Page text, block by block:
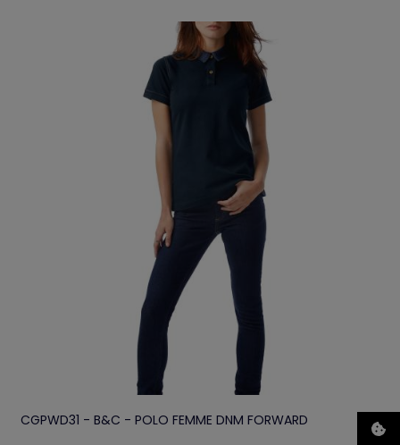
CGPWD31 - B&C - POLO FEMME DNM FORWARD